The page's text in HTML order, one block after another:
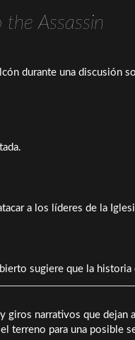
the Assassin
durante una discusión
a los líderes de la
sugiere que la historia
giros narrativos que dejan
terreno para una posible